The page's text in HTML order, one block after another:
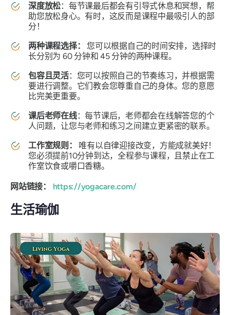
深度放松：每节课最后都会有引导式休息和冥想，帮
助您放松身心。有时，这反而是课程中最吸引人的部
分！
两种课程选择：您可以根据自己的时间安排，选择时
长分别为 60 分钟和 45 分钟的两种课程。
包容且灵活：您可以按照自己的节奏练习，并根据需
要进行调整。它们教会您尊重自己的身体。您的意愿
比完美更重要。
课后老师在线：每节课后，老师都会在线解答您的个
人问题，让您与老师和练习之间建立更紧密的联系。
工作室规则： 唯有以自律迎接改变，方能成就美好！
您必须提前10分钟到达，全程参与课程，且禁止在工
作室饮食或嚼口香糖。
网站链接： https://yogacare.com/
生活瑜伽